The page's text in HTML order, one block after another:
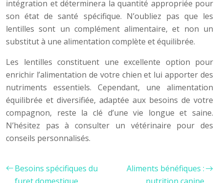
intégration et déterminera la quantité appropriée pour
son état de santé spécifique. N’oubliez pas que les
lentilles sont un complément alimentaire, et non un
substitut à une alimentation complète et équilibrée.
Les lentilles constituent une excellente option pour
enrichir l’alimentation de votre chien et lui apporter des
nutriments essentiels. Cependant, une alimentation
équilibrée et diversifiée, adaptée aux besoins de votre
compagnon, reste la clé d’une vie longue et saine.
N’hésitez pas à consulter un vétérinaire pour des
conseils personnalisés.
Besoins spécifiques du
Aliments bénéfiques :